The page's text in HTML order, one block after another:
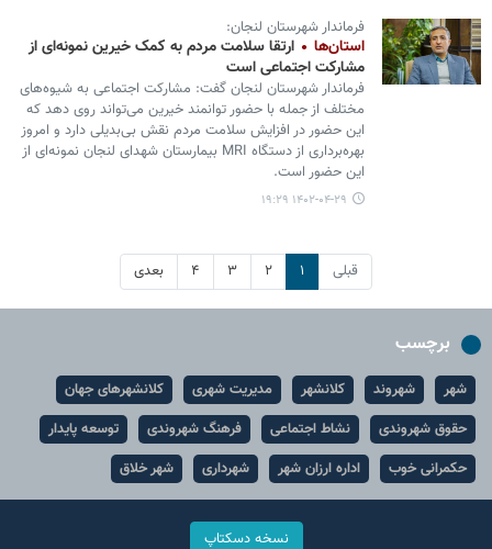
فرماندار شهرستان لنجان:
استان‌ها
ارتقا سلامت مردم به کمک خیرین نمونه‌ای از
مشارکت اجتماعی است
فرماندار شهرستان لنجان گفت: مشارکت اجتماعی به شیوه‌های
مختلف از جمله با حضور توانمند خیرین می‌تواند روی دهد که
این حضور در افزایش سلامت مردم نقش بی‌بدیلی دارد و امروز
بهره‌برداری از دستگاه MRI بیمارستان شهدای لنجان نمونه‌ای از
این حضور است.
۱۴۰۲-۰۴-۲۹ ۱۹:۲۹
قبلی ۱ ۲ ۳ ۴ بعدی
برچسب
شهر شهروند کلانشهر مدیریت شهری
کلانشهرهای جهان
حقوق شهروندی
نشاط اجتماعی فرهنگ شهروندی
توسعه پایدار
حکمرانی خوب
اداره ارزان شهر شهرداری شهر خلاق
نسخه دسکتاپ